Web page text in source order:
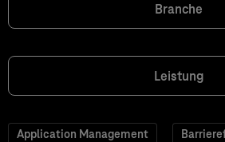
Branche
Leistung
Application Management